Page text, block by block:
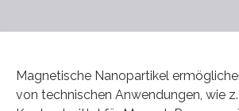
Magnetische Nanopartikel
von technischen Anwendungen, wie